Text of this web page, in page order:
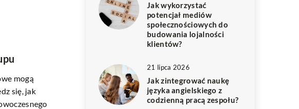
mogą
się, jak
Jak wykorzystać
potencjał mediów
społecznościowych do
budowania lojalności
klientów?
21 lipca 2026
Jak zintegrować naukę
języka angielskiego z
codzienną pracą zespołu?